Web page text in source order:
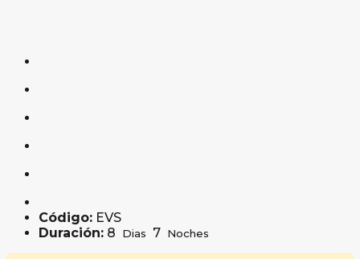
Código: EVS
Duración: 8 Dias 7 Noches